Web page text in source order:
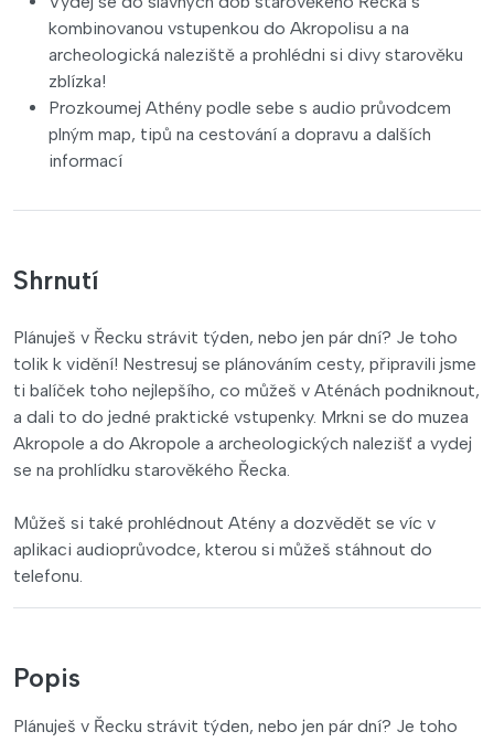
kombinovanou vstupenkou do Akropolisu a na
archeologická naleziště a prohlédni si divy starověku
zblízka!
Prozkoumej Athény podle sebe s audio průvodcem
plným map, tipů na cestování a dopravu a dalších
informací
Shrnutí
Plánuješ v Řecku strávit týden, nebo jen pár dní? Je toho
tolik k vidění! Nestresuj se plánováním cesty, připravili jsme
ti balíček toho nejlepšího, co můžeš v Aténách podniknout,
a dali to do jedné praktické vstupenky. Mrkni se do muzea
Akropole a do Akropole a archeologických nalezišť a vydej
se na prohlídku starověkého Řecka.
Můžeš si také prohlédnout Atény a dozvědět se víc v
aplikaci audioprůvodce, kterou si můžeš stáhnout do
telefonu.
Popis
Plánuješ v Řecku strávit týden, nebo jen pár dní? Je toho